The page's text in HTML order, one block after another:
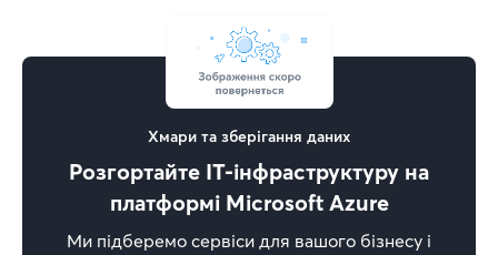
Хмари та зберігання даних
Розгортайте IT-інфраструктуру на
платформі Microsoft Azure
Ми підберемо сервіси для вашого бізнесу і